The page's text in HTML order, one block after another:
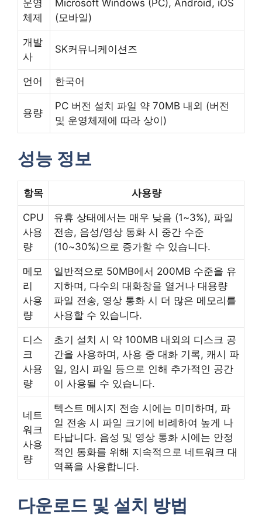
운영
체제
Microsoft Windows (PC), Android, iOS
(모바일)
개발
사
SK커뮤니케이션즈
언어 한국어
용량
PC 버전 설치 파일 약 70MB 내외 (버전
및 운영체제에 따라 상이)
성능 정보
항목 사용량
CPU
사용
량
유휴 상태에서는 매우 낮음 (1~3%), 파일
전송, 음성/영상 통화 시 중간 수준
(10~30%)으로 증가할 수 있습니다.
메모
리
사용
량
일반적으로 50MB에서 200MB 수준을 유
지하며, 다수의 대화창을 열거나 대용량
파일 전송, 영상 통화 시 더 많은 메모리를
사용할 수 있습니다.
디스
크
사용
량
초기 설치 시 약 100MB 내외의 디스크 공
간을 사용하며, 사용 중 대화 기록, 캐시 파
일, 임시 파일 등으로 인해 추가적인 공간
이 사용될 수 있습니다.
네트
워크
사용
량
텍스트 메시지 전송 시에는 미미하며, 파
일 전송 시 파일 크기에 비례하여 높게 나
타납니다. 음성 및 영상 통화 시에는 안정
적인 통화를 위해 지속적으로 네트워크 대
역폭을 사용합니다.
다운로드 및 설치 방법